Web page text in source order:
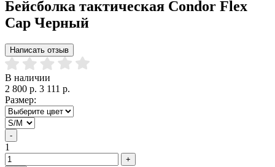
Бейсболка тактическая Condor Flex
Cap Черный
Написать отзыв
В наличии
2 800 р. 3 111 р.
Размер:
-
1
+